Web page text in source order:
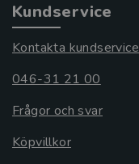
Kundservice
Kontakta kundservice
046-31 21 00
Frågor och svar
Köpvillkor